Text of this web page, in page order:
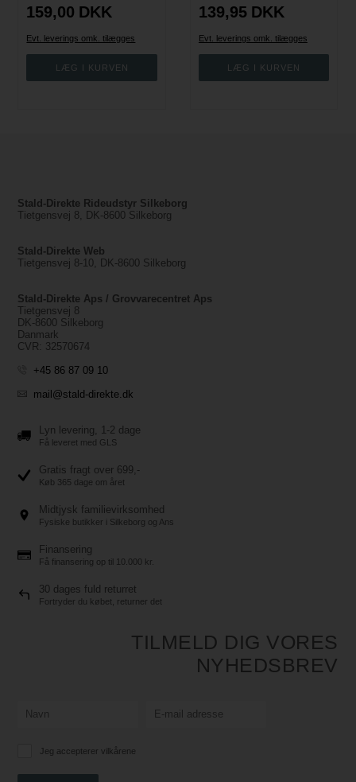
159,00 DKK
Evt. leverings omk. tilægges
139,95 DKK
Evt. leverings omk. tilægges
Stald-Direkte Rideudstyr Silkeborg
Tietgensvej 8, DK-8600 Silkeborg
Stald-Direkte Web
Tietgensvej 8-10, DK-8600 Silkeborg
Stald-Direkte Aps / Grovvarecentret Aps
Tietgensvej 8
DK-8600 Silkeborg
Danmark
CVR: 32570674
+45 86 87 09 10
mail@stald-direkte.dk
Lyn levering, 1-2 dage
Få leveret med GLS
Gratis fragt over 699,-
Køb 365 dage om året
Midtjysk familievirksomhed
Fysiske butikker i Silkeborg og Ans
Finansering
Få finansering op til 10.000 kr.
30 dages fuld returret
Fortryder du købet, returner det
TILMELD DIG VORES
NYHEDSBREV
Jeg accepterer vilkårene